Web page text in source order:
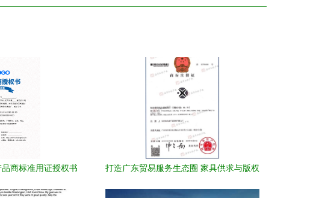
商标准用证授权书
打造广东贸易服务生态圈 家具供求与版权